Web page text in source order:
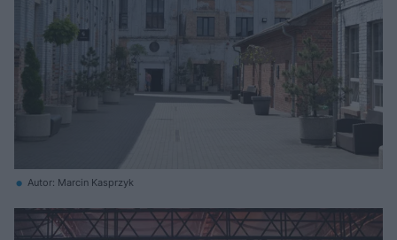
Autor: Marcin Kasprzyk